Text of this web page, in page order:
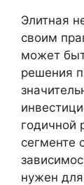
Элитная
своим
может
решения
годичной
сегменте
нужен